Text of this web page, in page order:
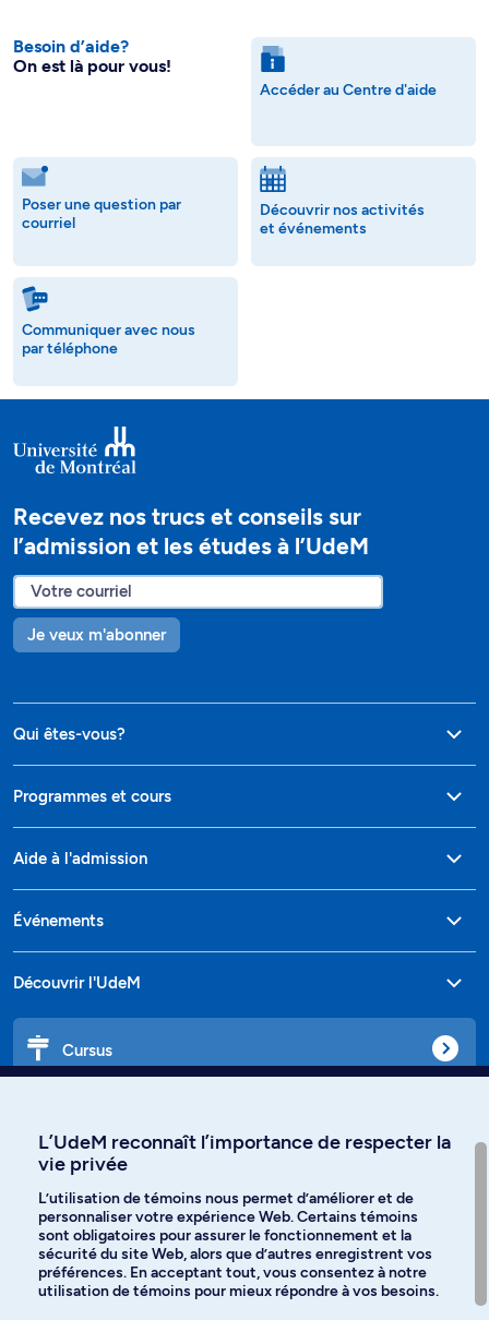
Besoin d’aide?
On est là pour vous!
Accéder au Centre d'aide
Poser une question par
courriel
Découvrir nos activités
et événements
Communiquer avec nous
par téléphone
Recevez nos trucs et conseils sur
l’admission et les études à l’UdeM
Je veux m'abonner
Qui êtes-vous?
Programmes et cours
Aide à l'admission
Événements
Découvrir l'UdeM
Cursus
Langues
Facebook Instagram
L’UdeM reconnaît l’importance de respecter la
vie privée
L’utilisation de témoins nous permet d’améliorer et de
personnaliser votre expérience Web. Certains témoins
sont obligatoires pour assurer le fonctionnement et la
sécurité du site Web, alors que d’autres enregistrent vos
préférences. En acceptant tout, vous consentez à notre
utilisation de témoins pour mieux répondre à vos besoins.